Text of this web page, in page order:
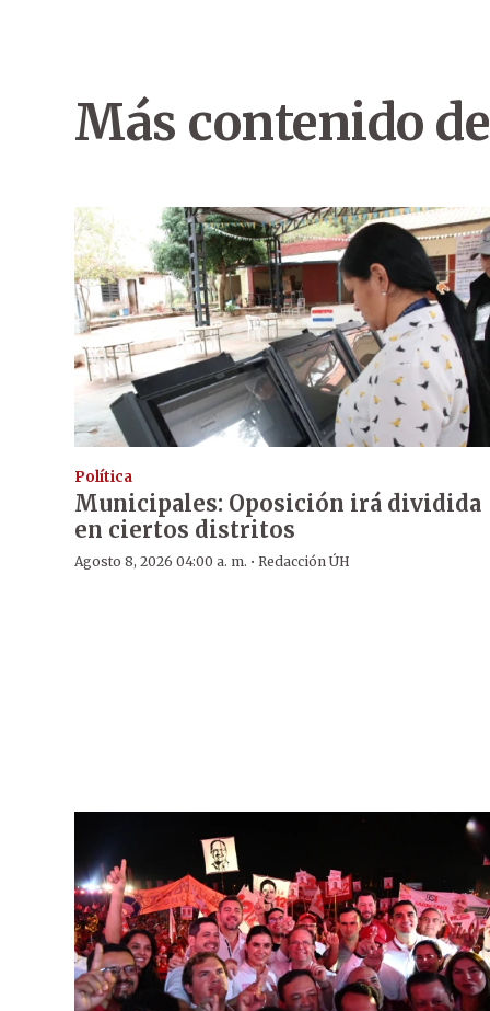
Más contenido
Política
Municipales: Oposición irá dividida
en ciertos distritos
Agosto 8, 2026 04:00 a. m. · Redacción ÚH